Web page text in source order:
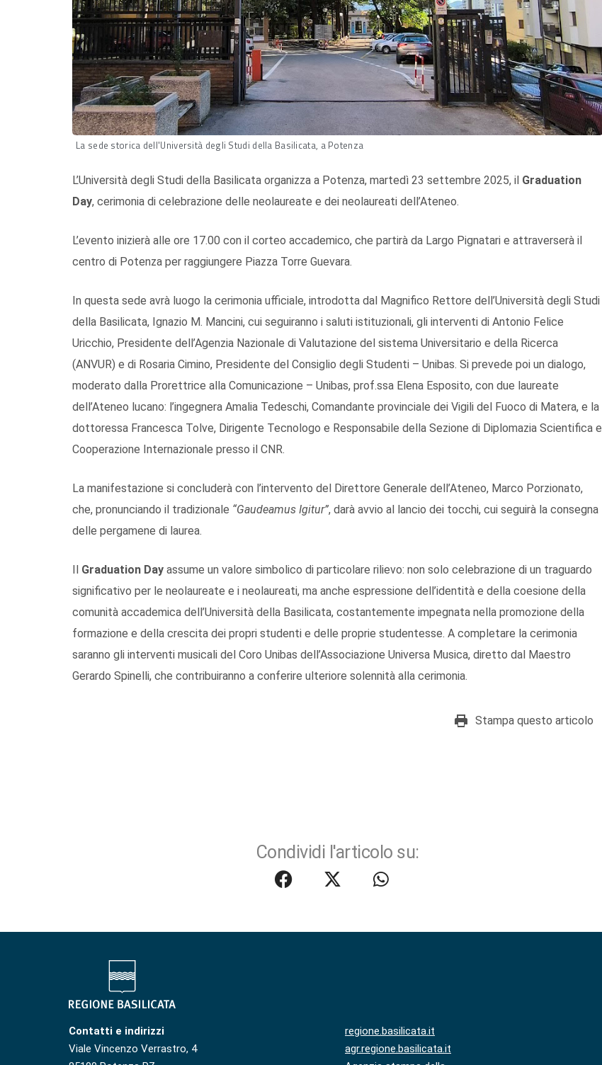
La sede storica dell'Università degli Studi della Basilicata, a Potenza
L’Università degli Studi della Basilicata organizza a Potenza, martedì 23 settembre 2025, il Graduation
Day, cerimonia di celebrazione delle neolaureate e dei neolaureati dell’Ateneo.
L’evento inizierà alle ore 17.00 con il corteo accademico, che partirà da Largo Pignatari e attraverserà il
centro di Potenza per raggiungere Piazza Torre Guevara.
In questa sede avrà luogo la cerimonia ufficiale, introdotta dal Magnifico Rettore dell’Università degli Studi
della Basilicata, Ignazio M. Mancini, cui seguiranno i saluti istituzionali, gli interventi di Antonio Felice
Uricchio, Presidente dell’Agenzia Nazionale di Valutazione del sistema Universitario e della Ricerca
(ANVUR) e di Rosaria Cimino, Presidente del Consiglio degli Studenti – Unibas. Si prevede poi un dialogo,
moderato dalla Prorettrice alla Comunicazione – Unibas, prof.ssa Elena Esposito, con due laureate
dell’Ateneo lucano: l’ingegnera Amalia Tedeschi, Comandante provinciale dei Vigili del Fuoco di Matera, e la
dottoressa Francesca Tolve, Dirigente Tecnologo e Responsabile della Sezione di Diplomazia Scientifica e
Cooperazione Internazionale presso il CNR.
La manifestazione si concluderà con l’intervento del Direttore Generale dell’Ateneo, Marco Porzionato,
che, pronunciando il tradizionale “Gaudeamus Igitur”, darà avvio al lancio dei tocchi, cui seguirà la consegna
delle pergamene di laurea.
Il Graduation Day assume un valore simbolico di particolare rilievo: non solo celebrazione di un traguardo
significativo per le neolaureate e i neolaureati, ma anche espressione dell’identità e della coesione della
comunità accademica dell’Università della Basilicata, costantemente impegnata nella promozione della
formazione e della crescita dei propri studenti e delle proprie studentesse. A completare la cerimonia
saranno gli interventi musicali del Coro Unibas dell’Associazione Universa Musica, diretto dal Maestro
Gerardo Spinelli, che contribuiranno a conferire ulteriore solennità alla cerimonia.
Stampa questo articolo
Condividi l'articolo su:
Contatti e indirizzi
Viale Vincenzo Verrastro, 4
regione.basilicata.it
agr.regione.basilicata.it